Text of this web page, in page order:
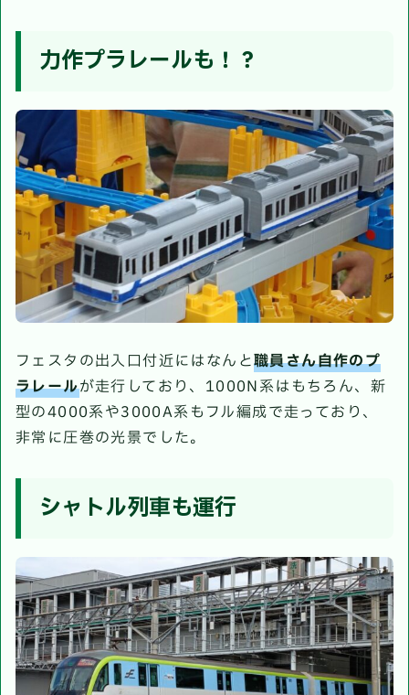
力作プラレールも！？
フェスタの出入口付近にはなんと職員さん自作のプ
ラレールが走行しており、1000N系はもちろん、新
型の4000系や3000A系もフル編成で走っており、
非常に圧巻の光景でした。
シャトル列車も運行